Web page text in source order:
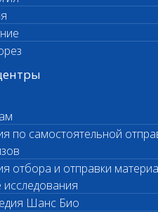
по самостоятельной
отбора и отправки
исследования
Шанс Био
срочных